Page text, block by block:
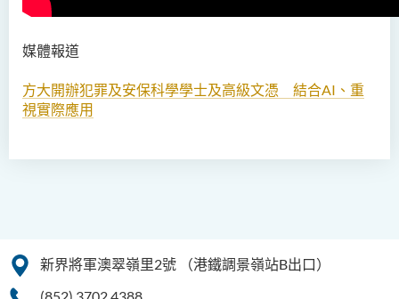
媒體報道
方大開辦犯罪及安保科學學士及高級文憑 結合AI、重
視實際應用
人工智能及數碼娛樂（榮
人工智能及多媒體科技(榮
譽)理學士
學士
社會科學（榮譽）學士
新界將軍澳翠嶺里2號
（港鐵調景嶺站B出口）